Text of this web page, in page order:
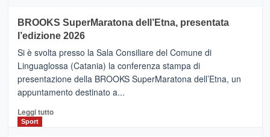
con
la
Al
via
i
collegamenti
BROOKS SuperMaratona dell’Etna, presentata
l’edizione 2026
Si è svolta presso la Sala Consiliare del Comune di
Linguaglossa (Catania) la conferenza stampa di
presentazione della BROOKS SuperMaratona dell’Etna, un
appuntamento destinato a...
Leggi tuttoLeggi
Sport